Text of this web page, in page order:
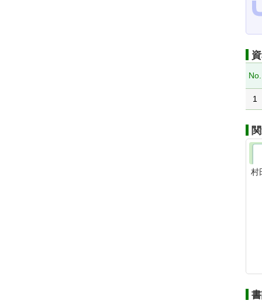
No.
1
村